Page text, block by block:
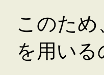
このた
を用い